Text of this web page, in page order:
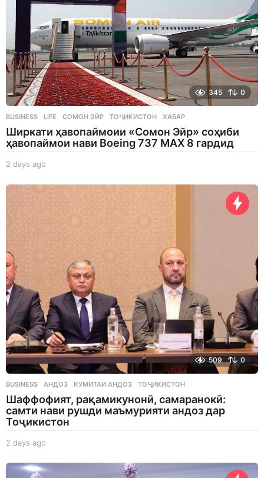
345 0
BUSINESS ,LIFE СОМОН ЭЙР ,ТОҶИКИСТОН ,ХАБАР
Ширкати ҳавопаймоии «Сомон Эйр» соҳиби
ҳавопаймои нави Boeing 737 MAX 8 гардид
2 days ago
a
509 0
BUSINESS АНДОЗ ,КУМИТАИ АНДОЗ ,ТОҶИКИСТОН
Шаффофият, рақамикунонӣ, самаранокӣ:
самти нави рушди маъмурияти андоз дар
Тоҷикистон
2 days ago
a